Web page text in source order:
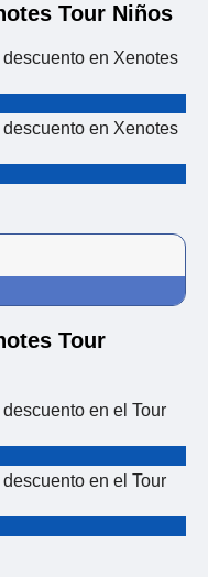
Tour Niños
en Xenotes
en Xenotes
Tour
en el Tour
en el Tour